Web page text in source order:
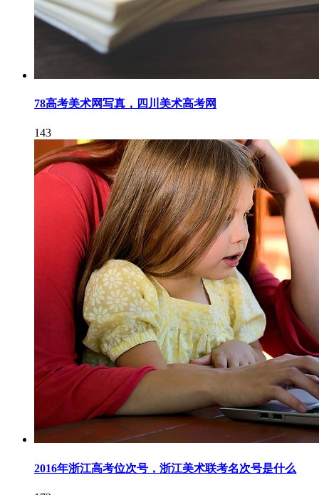
78高考美术网写真，四川美术高考网
143
2016年浙江高考位次号，浙江美术联考名次号是什么